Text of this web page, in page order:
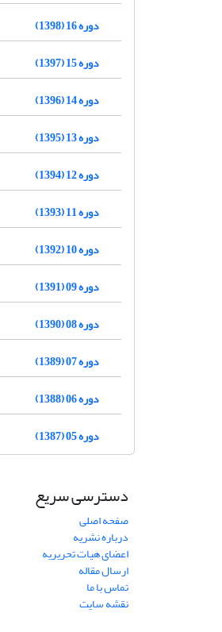
دوره 16 (1398)
دوره 15 (1397)
دوره 14 (1396)
دوره 13 (1395)
دوره 12 (1394)
دوره 11 (1393)
دوره 10 (1392)
دوره 09 (1391)
دوره 08 (1390)
دوره 07 (1389)
دوره 06 (1388)
دوره 05 (1387)
دسترسی سریع
صفحه اصلی
درباره نشریه
اعضای هیات تحریریه
ارسال مقاله
تماس با ما
نقشه سایت